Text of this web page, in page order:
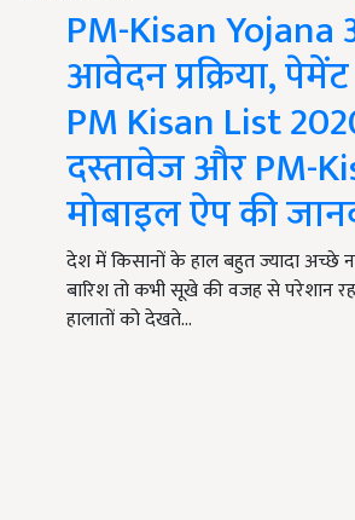
PM-Kisan
आवेदन प्रक्रिया,
PM Kisan List
दस्तावेज और PM-
मोबाइल ऐप की
देश में किसानों के हाल बहुत ज्यादा अच्छे
बारिश तो कभी सूखे की वजह से परेशान
हालातों को देखते…